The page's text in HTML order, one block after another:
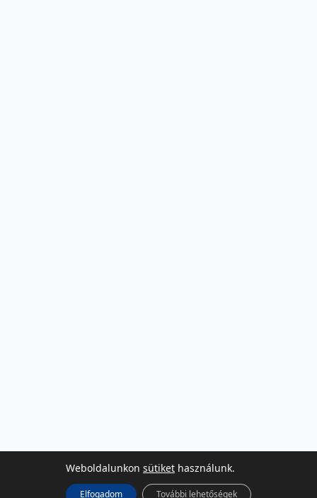
Weboldalunkon sütiket használunk.
Elfogadom További lehetőségek